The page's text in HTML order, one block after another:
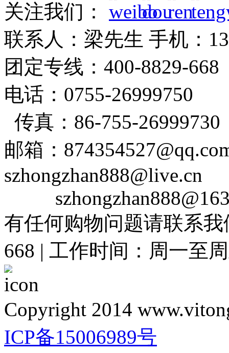
关注我们：
联系人：梁先生 手机：
团定专线：400-8829-
电话：0755-26999750
传真：86-755-26999730
邮箱：
szhongzhan888@live.cn
有任何购物问题请联系
668 | 工作时间：周一至
Copyright 2014
ICP备15006989号